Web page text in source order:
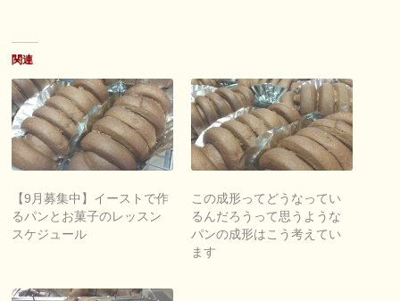
関連
【9月募集中】イーストで作
るパンとお菓子のレッスン
スケジュール
この成形ってどうなってい
るんだろうって思うような
パンの成形はこう考えてい
ます